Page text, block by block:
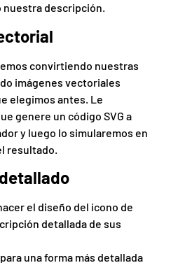
nuestra descripción.
convirtiendo nuestras
imágenes vectoriales
elegimos antes. Le
genere un código SVG a
y luego lo simularemos en
resultado.
el diseño del ícono de
detallada de sus
una forma más detallada